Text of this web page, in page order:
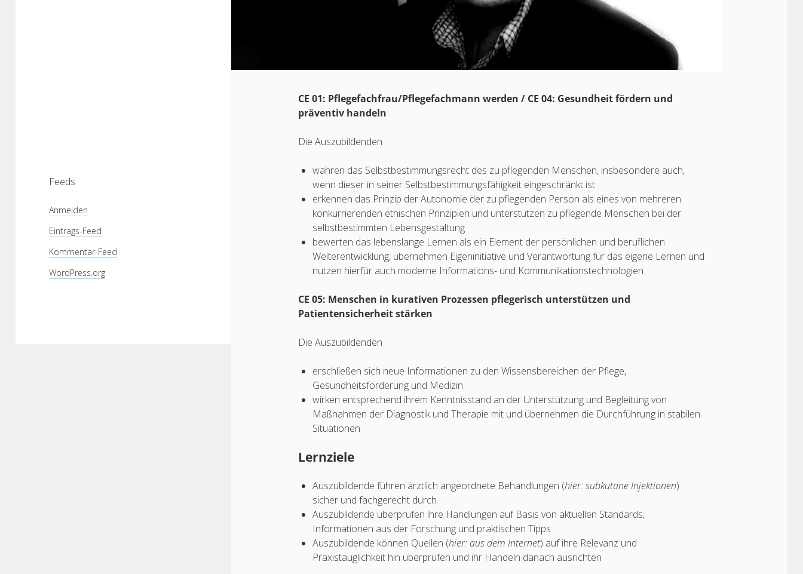
Feeds
Anmelden
Eintrags-Feed
Kommentar-Feed
WordPress.org
CE 01: Pflegefachfrau/Pflegefachmann werden / CE 04: Gesundheit fördern und
präventiv handeln
Die Auszubildenden
wahren das Selbstbestimmungsrecht des zu pflegenden Menschen, insbesondere auch,
wenn dieser in seiner Selbstbestimmungsfähigkeit eingeschränkt ist
erkennen das Prinzip der Autonomie der zu pflegenden Person als eines von mehreren
konkurrierenden ethischen Prinzipien und unterstützen zu pflegende Menschen bei der
selbstbestimmten Lebensgestaltung
bewerten das lebenslange Lernen als ein Element der persönlichen und beruflichen
Weiterentwicklung, übernehmen Eigeninitiative und Verantwortung für das eigene Lernen und
nutzen hierfür auch moderne Informations- und Kommunikationstechnologien
CE 05: Menschen in kurativen Prozessen pflegerisch unterstützen und
Patientensicherheit stärken
Die Auszubildenden
erschließen sich neue Informationen zu den Wissensbereichen der Pflege,
Gesundheitsförderung und Medizin
wirken entsprechend ihrem Kenntnisstand an der Unterstützung und Begleitung von
Maßnahmen der Diagnostik und Therapie mit und übernehmen die Durchführung in stabilen
Situationen
Lernziele
Auszubildende führen ärztlich angeordnete Behandlungen (hier: subkutane Injektionen)
sicher und fachgerecht durch
Auszubildende überprüfen ihre Handlungen auf Basis von aktuellen Standards,
Informationen aus der Forschung und praktischen Tipps
Auszubildende können Quellen (hier: aus dem Internet) auf ihre Relevanz und
Praxistauglichkeit hin überprüfen und ihr Handeln danach ausrichten